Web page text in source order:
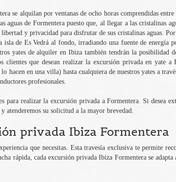
se alquilan por ventanas de ocho horas comprendidas
de Formentera puesto que, al llegar a las cristalinas
y privacidad para disfrutar de sus cristalinas aguas.
de Es Vedrá al fondo, irradiando una fuente de energía
yates de alquiler en Ibiza también tendrán la posibilidad
clientes que desean realizar la excursión privada en yate
en una villa) hasta cualquiera de nuestros yates a
profesionales.
realizar la excursión privada a Formentera. Si desea
y atenderemos su solicitud a la mayor brevedad.
privada Ibiza Formentera
que necesitas. Esta travesía exclusiva te permite
rápida, cada excursión privada Ibiza Formentera se adapta